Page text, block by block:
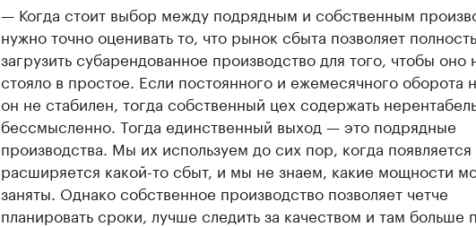
— Когда стоит выбор между подрядным и собственным
нужно точно оценивать то, что рынок сбыта позволяет
загрузить субарендованное производство для того, чтобы оно
стояло в простое. Если постоянного и ежемесячного оборота
он не стабилен, тогда собственный цех содержать
бессмысленно. Тогда единственный выход — это подрядные
производства. Мы их используем до сих пор, когда появляется
расширяется какой-то сбыт, и мы не знаем, какие мощности
заняты. Однако собственное производство позволяет четче
планировать сроки, лучше следить за качеством и там больше